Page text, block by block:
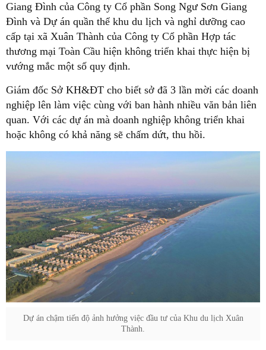
Giang Đình của Công ty Cổ phần Song Ngư Sơn Giang
Đình và Dự án quần thể khu du lịch và nghỉ dưỡng cao
cấp tại xã Xuân Thành của Công ty Cổ phần Hợp tác
thương mại Toàn Cầu hiện không triển khai thực hiện bị
vướng mắc một số quy định.
Giám đốc Sở KH&ĐT cho biết sở đã 3 lần mời các doanh
nghiệp lên làm việc cùng với ban hành nhiều văn bản liên
quan. Với các dự án mà doanh nghiệp không triển khai
hoặc không có khả năng sẽ chấm dứt, thu hồi.
Dự án chậm tiến độ ảnh hưởng việc đầu tư của Khu du lịch Xuân
Thành.